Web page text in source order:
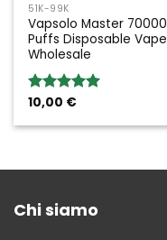
51K-99K
Vapsolo Master 70000
Puffs Disposable Vape
Wholesale
Rated5.00
10,00 €
Chi siamo